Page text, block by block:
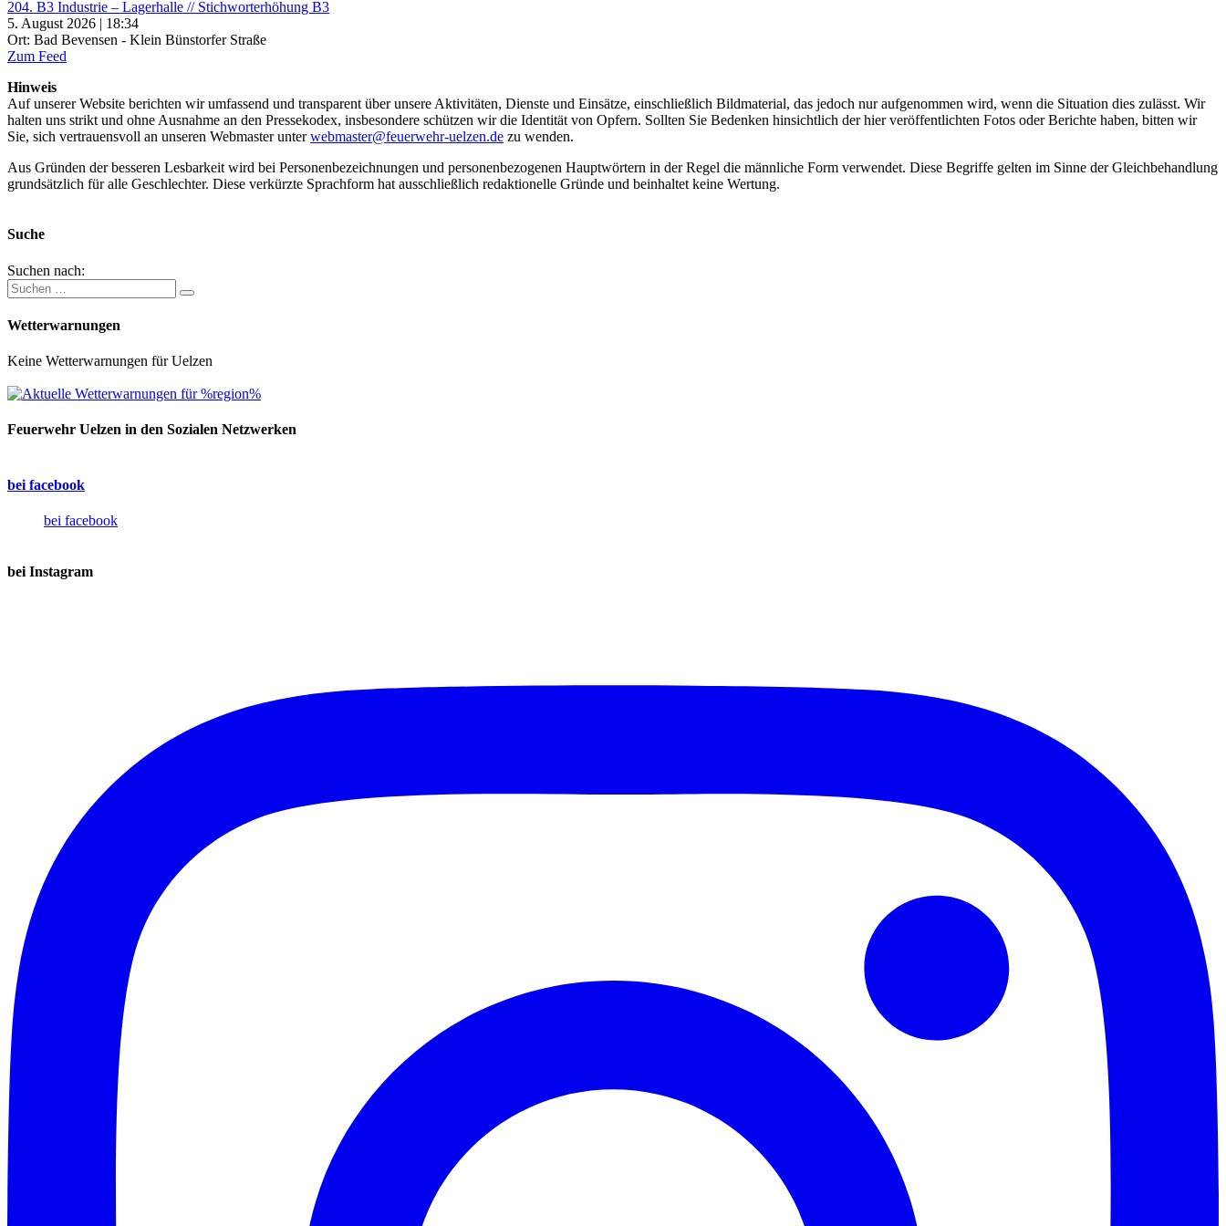
204. B3 Industrie – Lagerhalle // Stichworterhöhung B3
5. August 2026 | 18:34
Ort: Bad Bevensen - Klein Bünstorfer Straße
Zum Feed
Hinweis
Auf unserer Website berichten wir umfassend und transparent über unsere Aktivitäten, Dienste und Einsätze, einschließlich Bildmaterial, das jedoch nur aufgenommen wird, wenn die Situation dies zulässt. Wir
halten uns strikt und ohne Ausnahme an den Pressekodex, insbesondere schützen wir die Identität von Opfern. Sollten Sie Bedenken hinsichtlich der hier veröffentlichten Fotos oder Berichte haben, bitten wir
Sie, sich vertrauensvoll an unseren Webmaster unterwebmaster@feuerwehr-uelzen.de zu wenden.
Aus Gründen der besseren Lesbarkeit wird bei Personenbezeichnungen und personenbezogenen Hauptwörtern in der Regel die männliche Form verwendet. Diese Begriffe gelten im Sinne der Gleichbehandlung
grundsätzlich für alle Geschlechter. Diese verkürzte Sprachform hat ausschließlich redaktionelle Gründe und beinhaltet keine Wertung.
Suche
Suchen nach:
Wetterwarnungen
Keine Wetterwarnungen für Uelzen
Feuerwehr Uelzen in den Sozialen Netzwerken
bei facebook
bei facebook
bei Instagram